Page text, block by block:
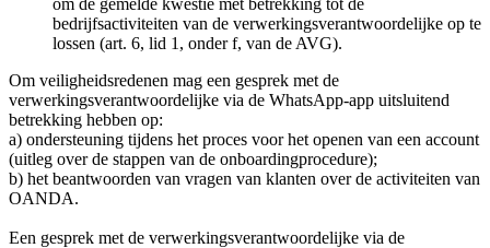
om de gemelde kwestie met betrekking tot de
bedrijfsactiviteiten van de verwerkingsverantwoordelijke op te
lossen (art. 6, lid 1, onder f, van de AVG).
Om veiligheidsredenen mag een gesprek met de
verwerkingsverantwoordelijke via de WhatsApp-app uitsluitend
betrekking hebben op:
a) ondersteuning tijdens het proces voor het openen van een account
(uitleg over de stappen van de onboardingprocedure);
b) het beantwoorden van vragen van klanten over de activiteiten van
OANDA.
Een gesprek met de verwerkingsverantwoordelijke via de